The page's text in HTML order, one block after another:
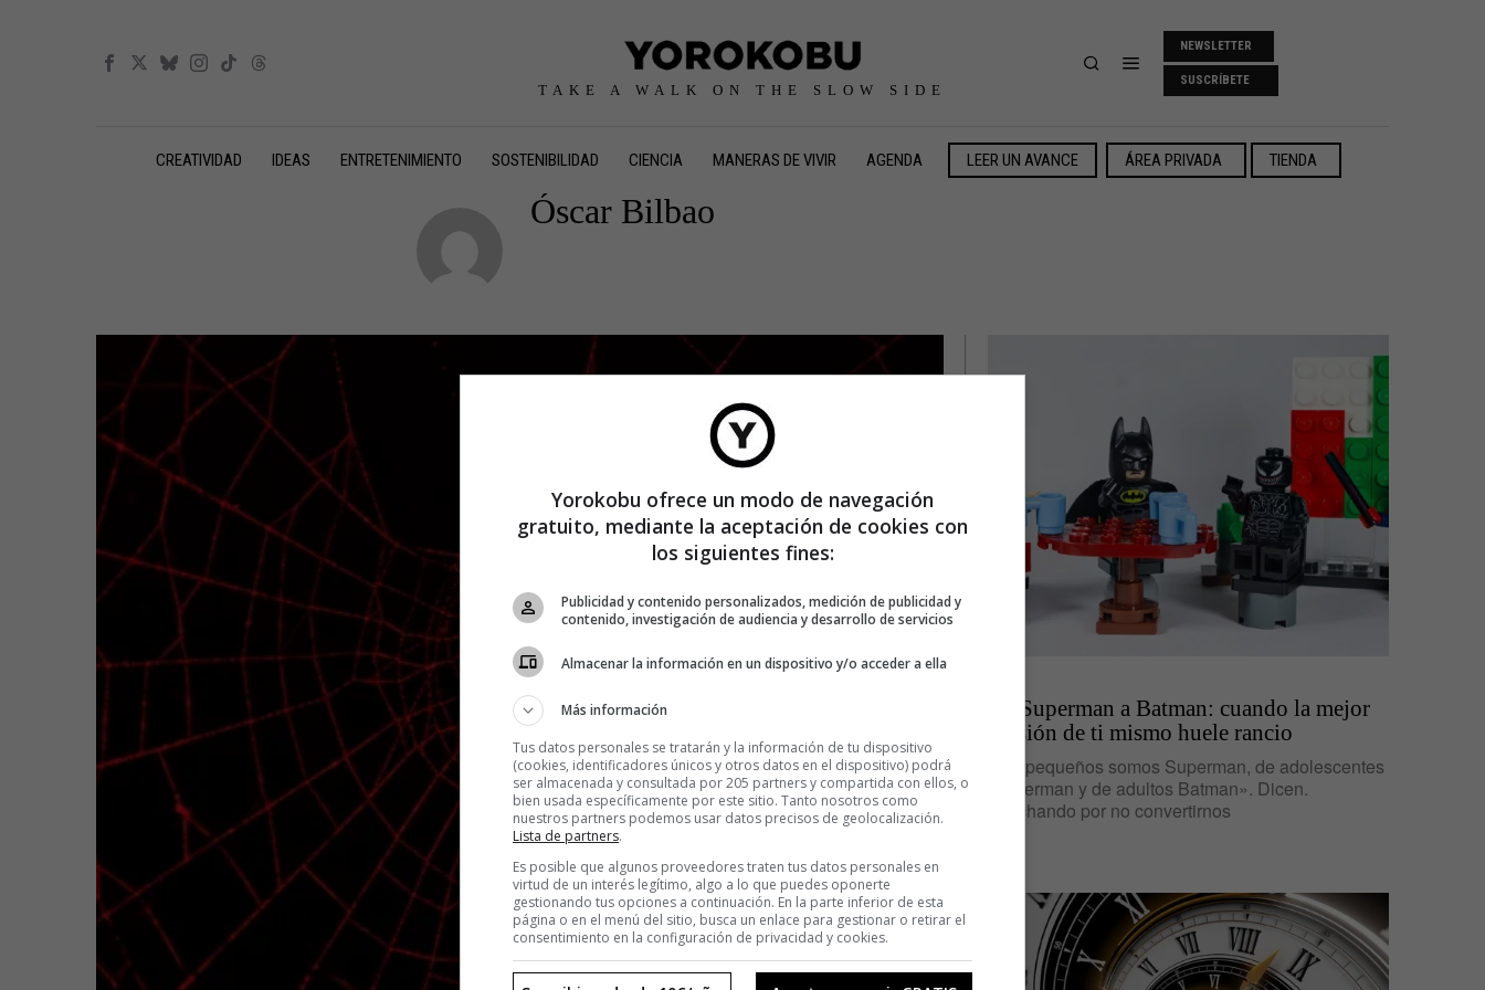
TAKE A WALK ON THE SLOW SIDE
NEWSLETTER
SUSCRÍBETE
CREATIVIDAD IDEAS ENTRETENIMIENTO SOSTENIBILIDAD CIENCIA MANERAS DE VIVIR AGENDA LEER UN AVANCE ÁREA PRIVADA TIENDA
Óscar Bilbao
De Superman a Batman: cuando la mejor
versión de ti mismo huele rancio
«De pequeños somos Superman, de adolescentes
Spiderman y de adultos Batman». Dicen.
«Luchando por no convertirnos
Yorokobu ofrece un modo de navegación
gratuito, mediante la aceptación de cookies con
los siguientes fines:
Publicidad y contenido personalizados, medición de publicidad y
contenido, investigación de audiencia y desarrollo de servicios
Almacenar la información en un dispositivo y/o acceder a ella
Más información
Tus datos personales se tratarán y la información de tu dispositivo
(cookies, identificadores únicos y otros datos en el dispositivo) podrá
ser almacenada y consultada por 205 partners y compartida con ellos, o
bien usada específicamente por este sitio. Tanto nosotros como
nuestros partners podemos usar datos precisos de geolocalización.
Lista de partners.
Es posible que algunos proveedores traten tus datos personales en
virtud de un interés legítimo, algo a lo que puedes oponerte
gestionando tus opciones a continuación. En la parte inferior de esta
página o en el menú del sitio, busca un enlace para gestionar o retirar el
consentimiento en la configuración de privacidad y cookies.